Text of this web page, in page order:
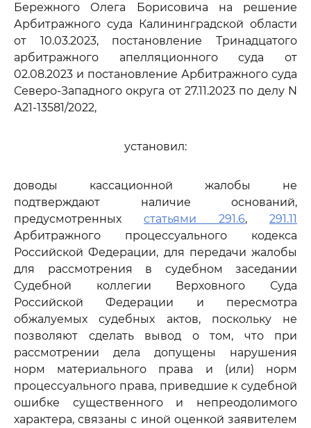
Бережного Олега Борисовича на решение
Арбитражного суда Калининградской области
от 10.03.2023, постановление Тринадцатого
арбитражного апелляционного суда от
02.08.2023 и постановление Арбитражного суда
Северо-Западного округа от 27.11.2023 по делу N
А21-13581/2022,
установил:
доводы кассационной жалобы не
подтверждают наличие оснований,
предусмотренных статьями 291.6, 291.11
Арбитражного процессуального кодекса
Российской Федерации, для передачи жалобы
для рассмотрения в судебном заседании
Судебной коллегии Верховного Суда
Российской Федерации и пересмотра
обжалуемых судебных актов, поскольку не
позволяют сделать вывод о том, что при
рассмотрении дела допущены нарушения
норм материального права и (или) норм
процессуального права, приведшие к судебной
ошибке существенного и непреодолимого
характера, связаны с иной оценкой заявителем